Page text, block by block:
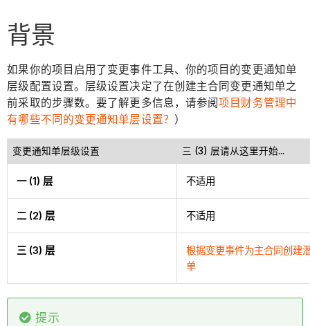
背景
如果你的项目启用了变更事件工具、你的项目的变更通知单
层级配置设置。层级设置决定了在创建主合同变更通知单之
前采取的步骤数。要了解更多信息，请参阅项目财务管理中
有哪些不同的变更通知单层设置？ ）
变更通知单层级设置 三 (3) 层请从这里开始...
一 (1) 层 不适用
二 (2) 层 不适用
三 (3) 层
根据变更事件为主合同创建
单
提示